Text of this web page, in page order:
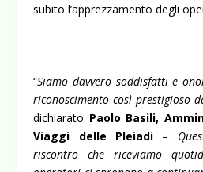
subito l’apprezzamento degli
“Siamo davvero soddisfatti e
riconoscimento così prestigioso
dichiarato Paolo Basili,
Viaggi delle Pleiadi–
riscontro che riceviamo